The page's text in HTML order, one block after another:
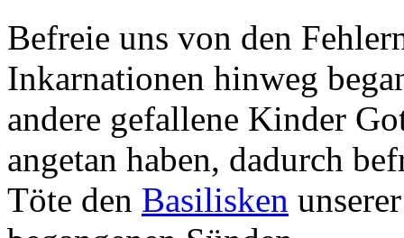
Befreie uns von den
Inkarnationen hinweg
andere gefallene Kinder
angetan haben, dadurch
Töte den Basilisken